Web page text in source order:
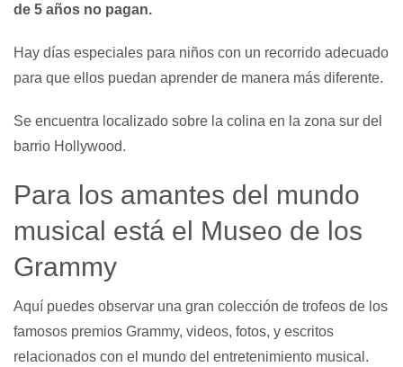
de 5 años no pagan.
Hay días especiales para niños con un recorrido adecuado
para que ellos puedan aprender de manera más diferente.
Se encuentra localizado sobre la colina en la zona sur del
barrio Hollywood.
Para los amantes del mundo
musical está el Museo de los
Grammy
Aquí puedes observar una gran colección de trofeos de los
famosos premios Grammy, videos, fotos, y escritos
relacionados con el mundo del entretenimiento musical.